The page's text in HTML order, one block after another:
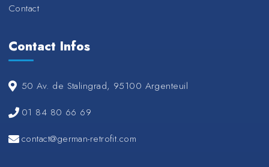
Contact
Contact Infos
50 Av. de Stalingrad, 95100 Argenteuil
01 84 80 66 69
contact@german-retrofit.com